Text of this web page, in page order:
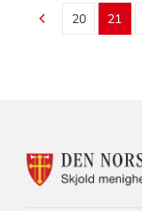
20 21